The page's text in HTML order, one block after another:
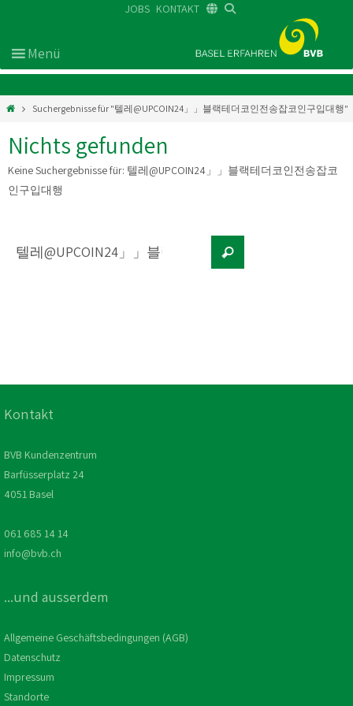
JOBS KONTAKT
Suchergebnisse für "텔레@UPCOIN24」」블랙테더코인전송잡코인구입대행"
Nichts gefunden
Keine Suchergebnisse für: 텔레@UPCOIN24」」블랙테더코인전송잡코
인구입대행
Kontakt
BVB Kundenzentrum
Barfüsserplatz 24
4051 Basel
061 685 14 14
info@bvb.ch
...und ausserdem
Allgemeine Geschäftsbedingungen (AGB)
Datenschutz
Impressum
Standorte